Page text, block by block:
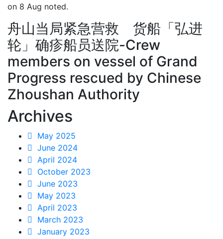
on 8 Aug noted.
舟山当局紧急营救 货船「弘进
轮」确疹船员送院-Crew
members on vessel of Grand
Progress rescued by Chinese
Zhoushan Authority
Archives
May 2025
June 2024
April 2024
October 2023
June 2023
May 2023
April 2023
March 2023
January 2023